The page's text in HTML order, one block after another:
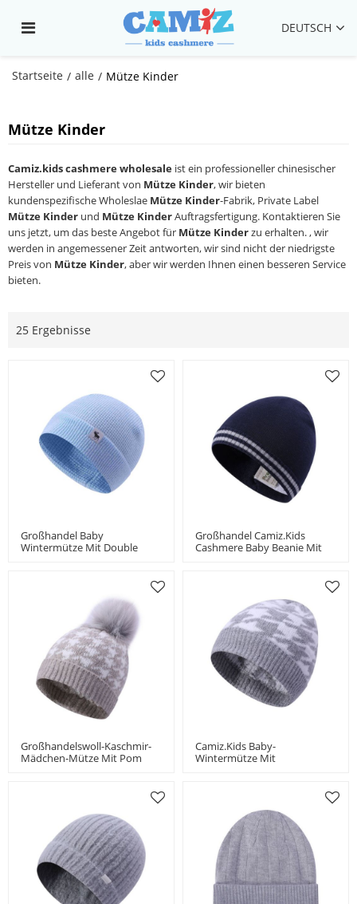
DEUTSCH
Startseite / alle / Mütze Kinder
Mütze Kinder
Camiz.kids cashmere wholesale ist ein professioneller chinesischer
Hersteller und Lieferant von Mütze Kinder, wir bieten
kundenspezifische Wholeslae Mütze Kinder-Fabrik, Private Label
Mütze Kinder und Mütze KinderAuftragsfertigung. Kontaktieren Sie
uns jetzt, um das beste Angebot für Mütze Kinderzu erhalten. , wir
werden in angemessener Zeit antworten, wir sind nicht der niedrigste
Preis von Mütze Kinder, aber wir werden Ihnen einen besseren Service
bieten.
25 Ergebnisse
Großhandel Baby
Wintermütze Mit Double
Großhandel Camiz.kids
Cashmere Baby Beanie Mit
Großhandelswoll-Kaschmir-
Mädchen-Mütze Mit Pom
Camiz.kids Baby-
Wintermütze Mit